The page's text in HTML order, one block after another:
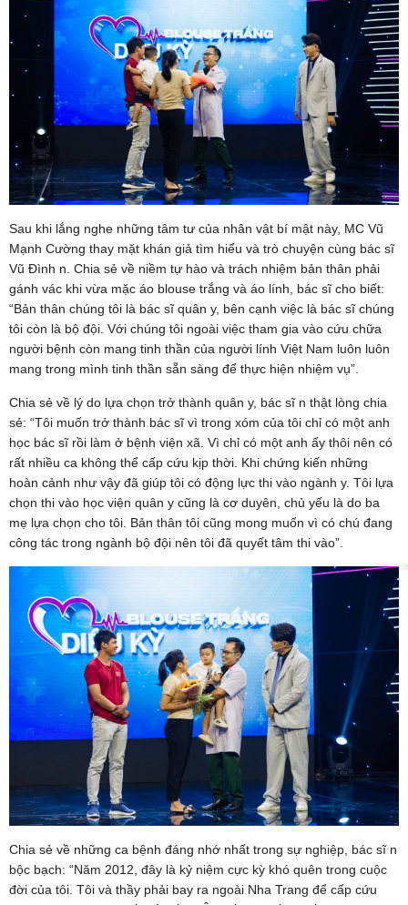
Sau khi lắng nghe những tâm tư của nhân vật bí mật này, MC Vũ
Mạnh Cường thay mặt khán giả tìm hiểu và trò chuyện cùng bác sĩ
Vũ Đình n. Chia sẻ về niềm tự hào và trách nhiệm bản thân phải
gánh vác khi vừa mặc áo blouse trắng và áo lính, bác sĩ cho biết:
“Bản thân chúng tôi là bác sĩ quân y, bên cạnh việc là bác sĩ chúng
tôi còn là bộ đội. Với chúng tôi ngoài việc tham gia vào cứu chữa
người bệnh còn mang tinh thần của người lính Việt Nam luôn luôn
mang trong mình tinh thần sẵn sàng để thực hiện nhiệm vụ”.
Chia sẻ về lý do lựa chọn trở thành quân y, bác sĩ n thật lòng chia
sẻ: “Tôi muốn trở thành bác sĩ vì trong xóm của tôi chỉ có một anh
học bác sĩ rồi làm ở bệnh viện xã. Vì chỉ có một anh ấy thôi nên có
rất nhiều ca không thể cấp cứu kịp thời. Khi chứng kiến những
hoàn cảnh như vậy đã giúp tôi có động lực thi vào ngành y. Tôi lựa
chọn thi vào học viện quân y cũng là cơ duyên, chủ yếu là do ba
mẹ lựa chọn cho tôi. Bản thân tôi cũng mong muốn vì có chú đang
công tác trong ngành bộ đội nên tôi đã quyết tâm thi vào”.
Chia sẻ về những ca bệnh đáng nhớ nhất trong sự nghiệp, bác sĩ n
bộc bạch: “Năm 2012, đây là kỷ niệm cực kỳ khó quên trong cuộc
đời của tôi. Tôi và thầy phải bay ra ngoài Nha Trang để cấp cứu